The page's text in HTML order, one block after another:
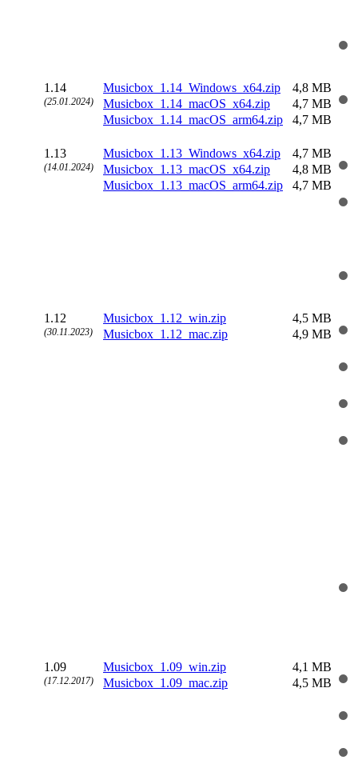
1.14
(25.01.2024)
Musicbox_1.14_Windows_x64.zip
Musicbox_1.14_macOS_x64.zip
Musicbox_1.14_macOS_arm64.zip
4,8 MB
4,7 MB
4,7 MB
1.13
(14.01.2024)
Musicbox_1.13_Windows_x64.zip
Musicbox_1.13_macOS_x64.zip
Musicbox_1.13_macOS_arm64.zip
4,7 MB
4,8 MB
4,7 MB
1.12
(30.11.2023)
Musicbox_1.12_win.zip
Musicbox_1.12_mac.zip
4,5 MB
4,9 MB
1.09
(17.12.2017)
Musicbox_1.09_win.zip
Musicbox_1.09_mac.zip
4,1 MB
4,5 MB